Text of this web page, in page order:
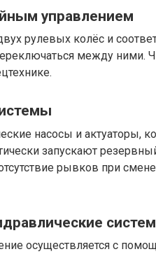
управлением
рулевых колёс и
между ними.
насосы и актуаторы,
запускают
рывков при смене
осуществляется с